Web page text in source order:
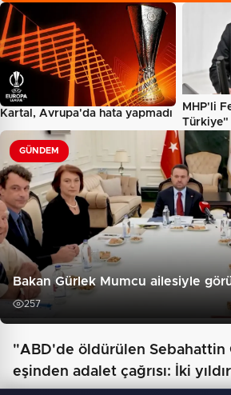
Kartal, Avrupa'da hata yapmadı
MHP'li
Türkiye"
GÜNDEM
Bakan Gürlek Mumcu ailesiyle
257
"ABD'de öldürülen Sebahattin
eşinden adalet çağrısı: İki